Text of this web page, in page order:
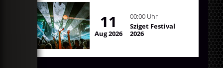
11
Aug 2026
00:00 Uhr
Sziget Festival
2026